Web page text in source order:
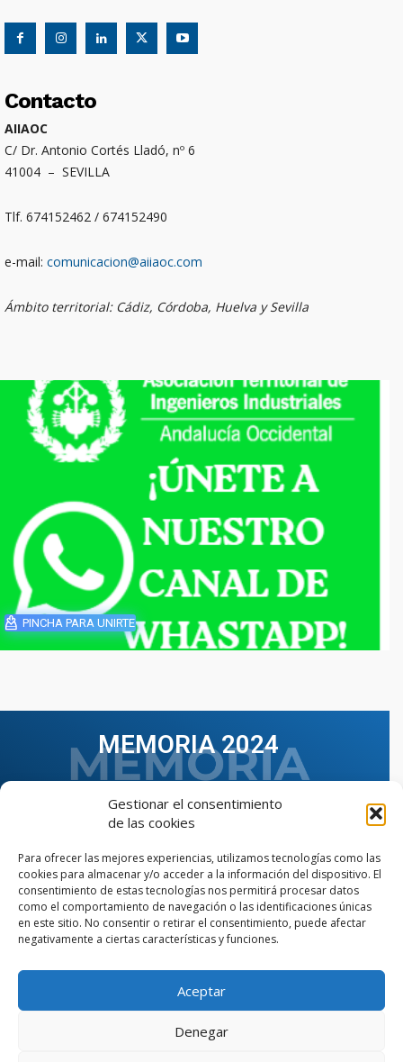
Gestionar el consentimiento
de las cookies
Para ofrecer las mejores experiencias, utilizamos tecnologías como las
cookies para almacenar y/o acceder a la información del dispositivo. El
consentimiento de estas tecnologías nos permitirá procesar datos
como el comportamiento de navegación o las identificaciones únicas
en este sitio. No consentir o retirar el consentimiento, puede afectar
negativamente a ciertas características y funciones.
Aceptar
Denegar
Contacto
AIIAOC
C/ Dr. Antonio Cortés Lladó, nº 6
41004 – SEVILLA
Tlf. 674152462 / 674152490
e-mail: comunicacion@aiiaoc.com
Ámbito territorial: Cádiz, Córdoba, Huelva y Sevilla
PINCHA PARA UNIRTE
MEMORIA 2024
VER TODAS LAS MEMORIAS